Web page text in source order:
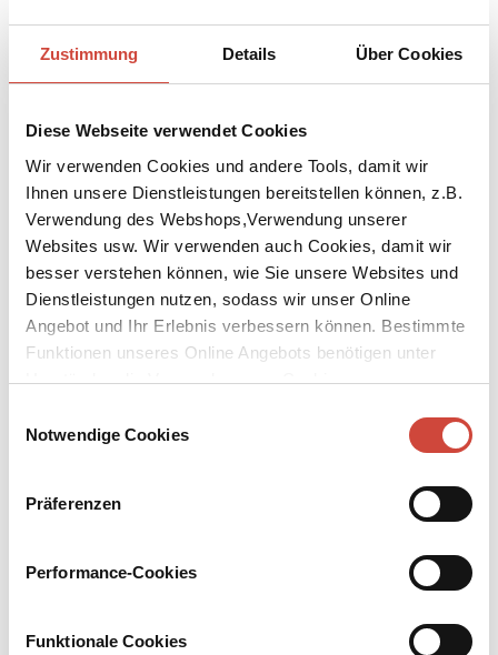
Zustimmung Details Über Cookies
Diese Webseite verwendet Cookies
Wir verwenden Cookies und andere Tools, damit wir
Ihnen unsere Dienstleistungen bereitstellen können, z.B.
Verwendung des Webshops,Verwendung unserer
Websites usw. Wir verwenden auch Cookies, damit wir
besser verstehen können, wie Sie unsere Websites und
Dienstleistungen nutzen, sodass wir unser Online
Angebot und Ihr Erlebnis verbessern können. Bestimmte
Funktionen unseres Online Angebots benötigen unter
Umständen die Verwendung von Cookies von
Notwendige Cookies
Präferenzen
Performance-Cookies
Funktionale Cookies
Download Bilddatei ↘
Kaufen
erzählen
Eine Liebe, die alles hinwegfegt. Zu einem Mann, der mehr als
Während die Weltgeschichte im heißen Sommer 1990 Atem holt,
während ein ganzes Land sich umwälzt und die Atmosphäre
Geliebten. Es geschieht Erschütterndes, außen wie im Inneren, und